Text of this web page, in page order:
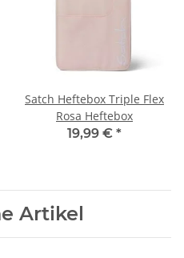
Satch Heftebox Triple Flex
Rosa Heftebox
19,99 € *
Artikel